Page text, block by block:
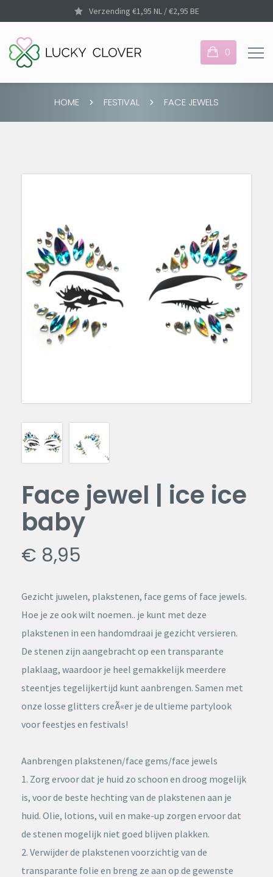
Verzending €1,95 NL / €2,95 BE
0
HOME FESTIVAL FACE JEWELS
Face jewel | ice ice
baby
€ 8,95
Gezicht juwelen, plakstenen, face gems of face jewels.
Hoe je ze ook wilt noemen.. je kunt met deze
plakstenen in een handomdraai je gezicht versieren.
De stenen zijn aangebracht op een transparante
plaklaag, waardoor je heel gemakkelijk meerdere
steentjes tegelijkertijd kunt aanbrengen. Samen met
onze losse glitters creÃ«er je de ultieme partylook
voor feestjes en festivals!
Aanbrengen plakstenen/face gems/face jewels
1. Zorg ervoor dat je huid zo schoon en droog mogelijk
is, voor de beste hechting van de plakstenen aan je
huid. Olie, lotions, vuil en make-up zorgen ervoor dat
de stenen mogelijk niet goed blijven plakken.
2. Verwijder de plakstenen voorzichtig van de
transparante folie en breng ze aan op de gewenste